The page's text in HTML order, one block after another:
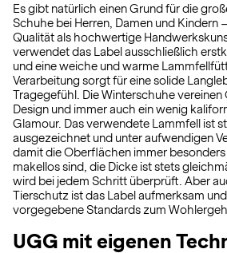
Es gibt natürlich einen Grund für die
Schuhe bei Herren, Damen und Kindern
Qualität als hochwertige
verwendet das Label ausschließlich
und eine weiche und warme
Verarbeitung sorgt für eine solide
Tragegefühl. Die Winterschuhe vereinen
Design und immer auch ein wenig
Glamour. Das verwendete Lammfell ist
ausgezeichnet und unter aufwendigen
damit die Oberflächen immer
makellos sind, die Dicke ist stets
wird bei jedem Schritt überprüft. Aber
Tierschutz ist das Label aufmerksam
vorgegebene Standards zum
UGG mit eigenen